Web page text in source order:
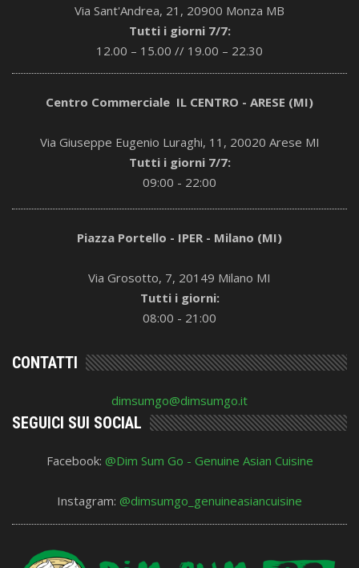
Via Sant'Andrea, 21, 20900 Monza MB
Tutti i giorni 7/7:
12.00 – 15.00 // 19.00 – 22.30
Centro Commerciale IL CENTRO - ARESE (MI)
Via Giuseppe Eugenio Luraghi, 11, 20020 Arese MI
Tutti i giorni 7/7:
09:00 - 22:00
Piazza Portello - IPER - Milano (MI)
Via Grosotto, 7, 20149 Milano MI
Tutti i giorni:
08:00 - 21:00
CONTATTI
dimsumgo@dimsumgo.it
SEGUICI SUI SOCIAL
Facebook: @Dim Sum Go - Genuine Asian Cuisine
Instagram: @dimsumgo_genuineasiancuisine